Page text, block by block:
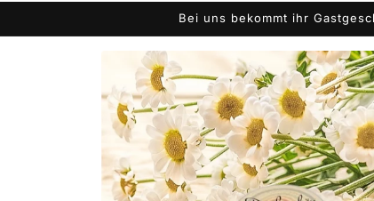
Bei uns bekommt ihr
Produktinformationen
springen